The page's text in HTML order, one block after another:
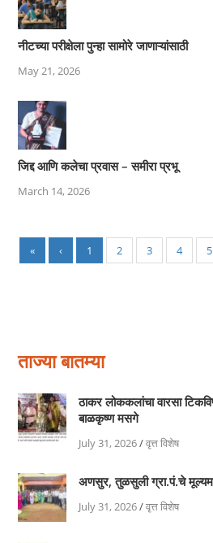
नीटच्या परीक्षेला पुन्हा सामोरे जाणाऱ्यांसाठी
May 21, 2026
जिद्द आणि कलेचा प्रवास – समीरा प्रभू
March 14, 2026
« ‹ 1 2 3 4 5
ताज्या बातम्या
ठाकर लोककलांचा वारसा
बाळकृष्ण मसगे
July 31, 2026/वृत्त विशेष
अणसुर, तुळसुली ग्रा.पं.चे
July 31, 2026/वृत्त विशेष